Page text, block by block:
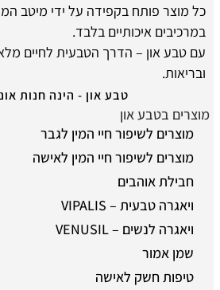
כל מוצר פותח בקפידה על ידי מיטב
במרכיבים איכותיים בלבד.
עם טבע און – הדרך הטבעית לחיים
ובריאות.
טבע און - הינה חנות
מוצרים בטבע און
מוצרים לשיפור חיי המין לגבר
מוצרים לשיפור חיי המין לאישה
חבילת אוהבים
ויאגרה טבעית – VIPALIS
ויאגרה לנשים – VENUSIL
שמן אמור
טיפות חשק לאישה